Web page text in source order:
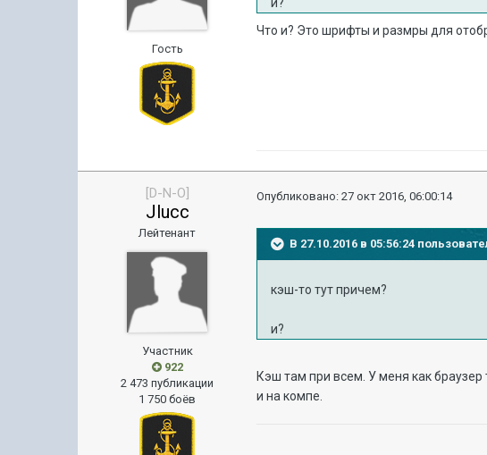
Гость
Что и? Это шрифты и размры для
[D-N-O]
Jlucc
Лейтенант
Участник
922
2 473 публикации
1 750 боёв
Опубликовано:27 окт 2016, 06:00:14
В 27.10.2016 в 05:56:24
кэш-то тут причем?
и?
Кэш там при всем. У меня как
и на компе.